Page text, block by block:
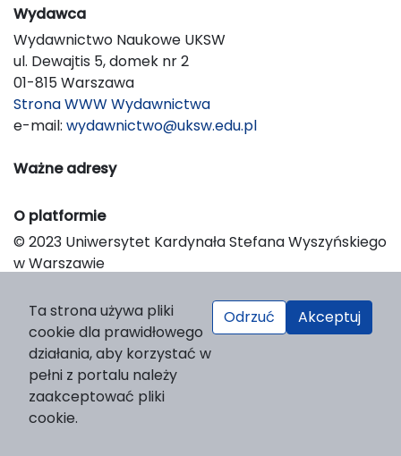
Wydawca
Wydawnictwo Naukowe UKSW
ul. Dewajtis 5, domek nr 2
01-815 Warszawa
Strona WWW Wydawnictwa
e-mail: wydawnictwo@uksw.edu.pl
Ważne adresy
O platformie
© 2023 Uniwersytet Kardynała Stefana Wyszyńskiego
w Warszawie
Platform & Workflow by OJS/PKP
Ta strona używa pliki
cookie dla prawidłowego
działania, aby korzystać w
pełni z portalu należy
zaakceptować pliki
cookie.
Odrzuć Akceptuj